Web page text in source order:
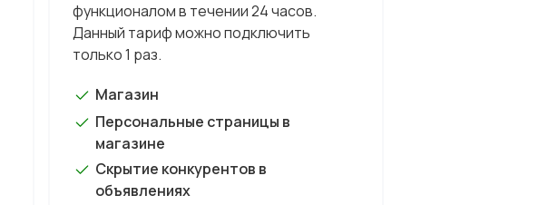
функционалом в течении 24 часов.
Данный тариф можно подключить
только 1 раз.
Магазин
Персональные страницы в
магазине
Скрытие конкурентов в
объявлениях